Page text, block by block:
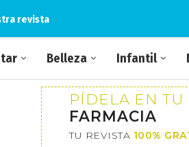
revista
Belleza Infantil
PÍDELA EN TU
FARMACIA
TU REVISTA 100%